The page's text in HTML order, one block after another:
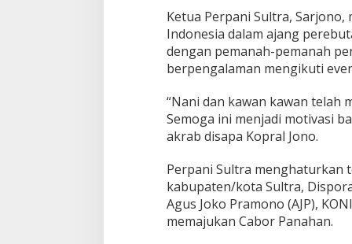
Ketua Perpani Sultra,
Indonesia dalam ajang
dengan pemanah-pemanah
berpengalaman mengikuti
“Nani dan kawan kawan telah
Semoga ini menjadi motivasi
akrab disapa Kopral Jono.
Perpani Sultra menghaturkan
kabupaten/kota Sultra,
Agus Joko Pramono (AJP),
memajukan Cabor Panahan.